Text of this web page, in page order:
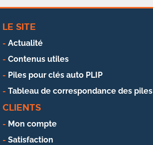
LE SITE
Actualité
Contenus utiles
Piles pour clés auto PLIP
Tableau de correspondance des piles
CLIENTS
Mon compte
Satisfaction